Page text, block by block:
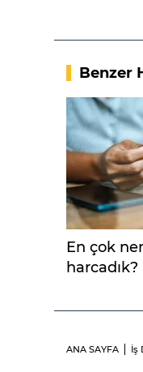
Benzer
En çok
harcadık?
ANA SAYFA İş